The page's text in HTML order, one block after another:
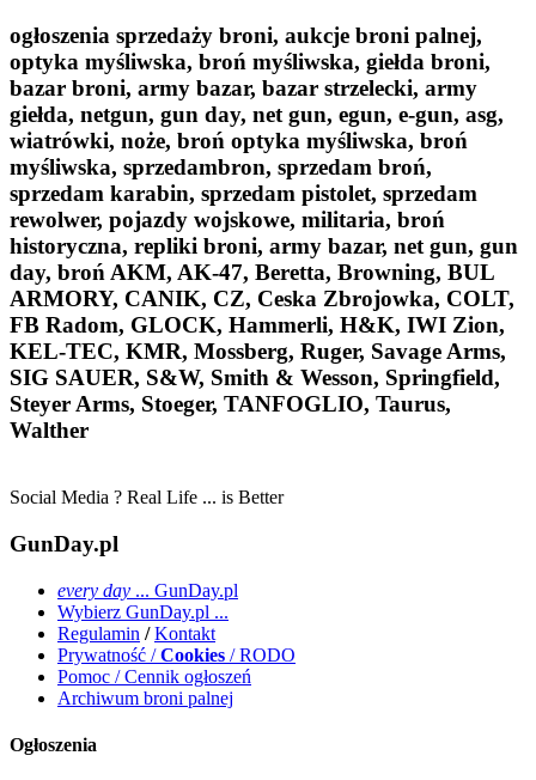
ogłoszenia sprzedaży broni, aukcje broni palnej,
optyka myśliwska, broń myśliwska, giełda broni,
bazar broni, army bazar, bazar strzelecki, army
giełda, netgun, gun day, net gun, egun, e-gun, asg,
wiatrówki, noże, broń optyka myśliwska, broń
myśliwska, sprzedambron, sprzedam broń,
sprzedam karabin, sprzedam pistolet, sprzedam
rewolwer, pojazdy wojskowe, militaria, broń
historyczna, repliki broni, army bazar, net gun, gun
day, broń AKM, AK-47, Beretta, Browning, BUL
ARMORY, CANIK, CZ, Ceska Zbrojowka, COLT,
FB Radom, GLOCK, Hammerli, H&K, IWI Zion,
KEL-TEC, KMR, Mossberg, Ruger, Savage Arms,
SIG SAUER, S&W, Smith & Wesson, Springfield,
Steyer Arms, Stoeger, TANFOGLIO, Taurus,
Walther
Social Media ? Real Life ... is Better
GunDay.pl
every day ... GunDay.pl
Wybierz GunDay.pl ...
Regulamin / Kontakt
Prywatność /Cookies / RODO
Pomoc / Cennik ogłoszeń
Archiwum broni palnej
Ogłoszenia